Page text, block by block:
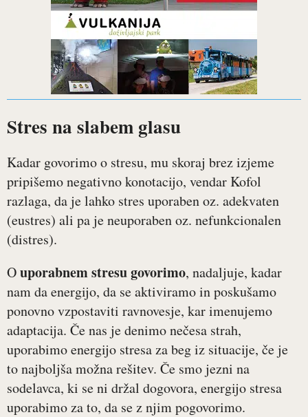
Stres na slabem glasu
Kadar govorimo o stresu, mu skoraj brez izjeme
pripišemo negativno konotacijo, vendar Kofol
razlaga, da je lahko stres uporaben oz. adekvaten
(eustres) ali pa je neuporaben oz. nefunkcionalen
(distres).
Ouporabnem stresu govorimo, nadaljuje, kadar
nam da energijo, da se aktiviramo in poskušamo
ponovno vzpostaviti ravnovesje, kar imenujemo
adaptacija. Če nas je denimo nečesa strah,
uporabimo energijo stresa za beg iz situacije, če je
to najboljša možna rešitev. Če smo jezni na
sodelavca, ki se ni držal dogovora, energijo stresa
uporabimo za to, da se z njim pogovorimo.